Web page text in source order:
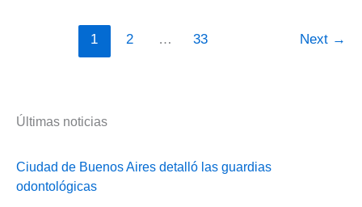
1 2 … 33 Next →
Últimas noticias
Ciudad de Buenos Aires detalló las guardias
odontológicas